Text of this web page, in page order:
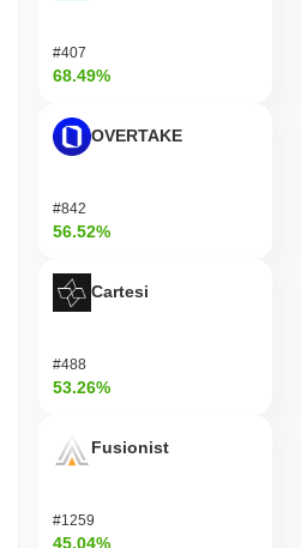
#407
68.49%
OVERTAKE
#842
56.52%
Cartesi
#488
53.26%
Fusionist
#1259
45.04%